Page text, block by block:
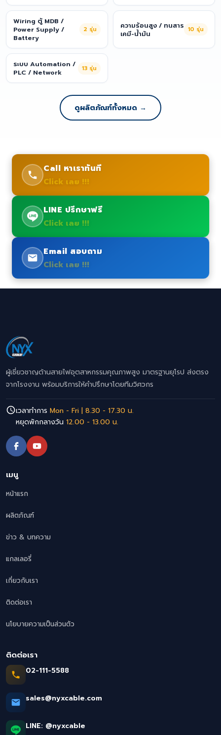
Wiring ตู้ MDB /
Power Supply /
Battery
2 รุ่น
ความร้อนสูง / ทนสาร
เคมี-น้ำมัน
10 รุ่น
ระบบ Automation /
PLC / Network
13 รุ่น
ดูผลิตภัณฑ์ทั้งหมด →
Call หาเราทันที
Click เลย !!!
LINE ปรึกษาฟรี
Click เลย !!!
Email สอบถาม
Click เลย !!!
ผู้เชี่ยวชาญด้านสายไฟอุตสาหกรรมคุณภาพสูง มาตรฐานยุโรป ส่งตรง
จากโรงงาน พร้อมบริการให้คำปรึกษาโดยทีมวิศวกร
เวลาทำการ Mon - Fri | 8.30 - 17.30 น.
หยุดพักกลางวัน 12.00 - 13.00 น.
เมนู
หน้าแรก
ผลิตภัณฑ์
ข่าว & บทความ
แกลเลอรี่
เกี่ยวกับเรา
ติดต่อเรา
นโยบายความเป็นส่วนตัว
ติดต่อเรา
02-111-5588
sales@nyxcable.com
LINE: @nyxcable